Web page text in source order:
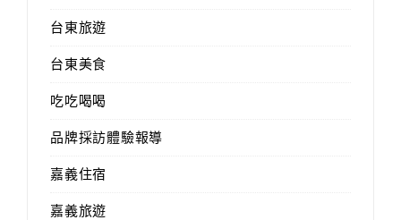
台東旅遊
台東美食
吃吃喝喝
品牌採訪體驗報導
嘉義住宿
嘉義旅遊